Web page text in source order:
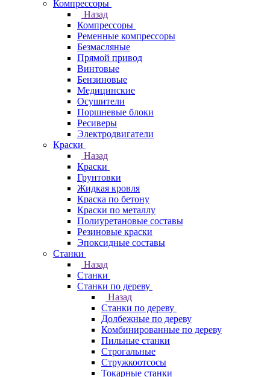
Компрессоры
Назад
Компрессоры
Ременные компрессоры
Безмасляные
Прямой привод
Винтовые
Бензиновые
Медицинские
Осушители
Поршневые блоки
Ресиверы
Электродвигатели
Краски
Назад
Краски
Грунтовки
Жидкая кровля
Краска по бетону
Краски по металлу
Полиуретановые составы
Резиновые краски
Эпоксидные составы
Станки
Назад
Станки
Станки по дереву
Назад
Станки по дереву
Долбежные по дереву
Комбинированные по дереву
Пильные станки
Строгальные
Стружкоотсосы
Токарные станки